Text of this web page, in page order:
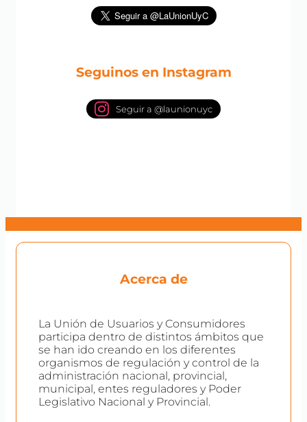
Seguinos en Instagram
Seguir a @launionuyc
Acerca de
La Unión de Usuarios y Consumidores
participa dentro de distintos ámbitos que
se han ido creando en los diferentes
organismos de regulación y control de la
administración nacional, provincial,
municipal, entes reguladores y Poder
Legislativo Nacional y Provincial.